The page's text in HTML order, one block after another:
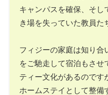
キャンパスを確保、そし
き場を失っていた教員た
フィジーの家庭は知り合
をご馳走して宿泊もさせ
ティー文化があるのです
ホームステイとして整備